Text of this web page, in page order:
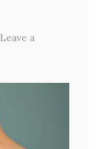
Leave a